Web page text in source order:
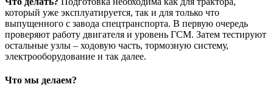
который уже эксплуатируется, так и для только что
выпущенного с завода спецтранспорта. В первую очередь
проверяют работу двигателя и уровень ГСМ. Затем тестируют
остальные узлы – ходовую часть, тормозную систему,
электрооборудование и так далее.
Что мы делаем?